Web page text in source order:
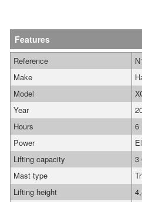
Features
Reference
Make
Model
Year
Hours
6
Power
Lifting capacity
3
Mast type
Lifting height